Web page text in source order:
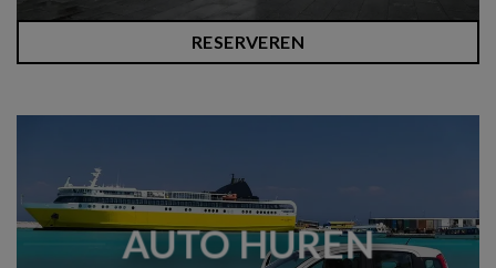
RESERVEREN
AUTO HUREN